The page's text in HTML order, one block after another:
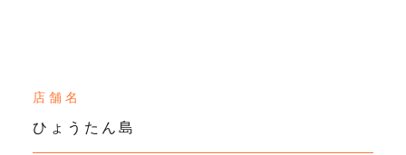
店舗名
ひょうたん島